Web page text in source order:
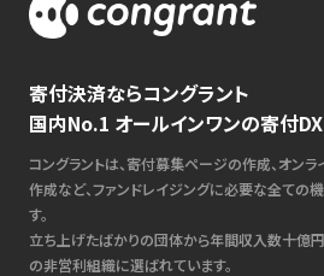
寄付決済ならコングラント
国内No.1 オールインワンの寄付
コングラントは、寄付募集ページの作成、オン
作成など、ファンドレイジングに必要な全ての
す。
立ち上げたばかりの団体から年間収入数十億
の非営利組織に選ばれています。